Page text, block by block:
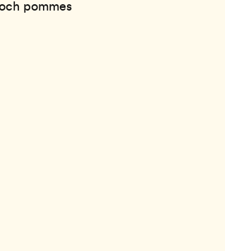
pommes